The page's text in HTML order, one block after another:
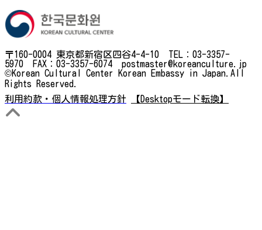
〒160-0004 東京都新宿区四谷4-4-10 TEL：03-3357-
5970 FAX：03-3357-6074 postmaster@koreanculture.jp
©Korean Cultural Center Korean Embassy in Japan.All
Rights Reserved.
利用約款・個人情報処理方針
【Desktopモード転換】